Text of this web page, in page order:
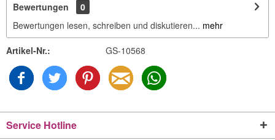
Bewertungen
0
Bewertungen lesen, schreiben und diskutieren... mehr
Artikel-Nr.: GS-10568
Service Hotline